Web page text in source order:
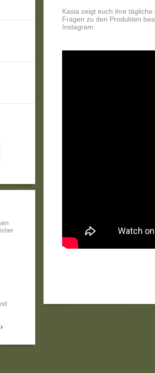
Kasia zeigt euch ihre tägliche
Fragen zu den Produkten
Instagram: